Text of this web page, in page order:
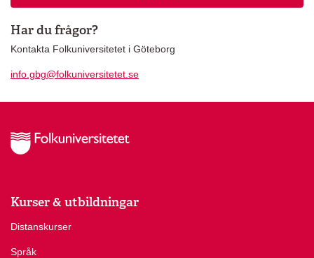
Har du frågor?
Kontakta Folkuniversitetet i Göteborg
info.gbg@folkuniversitetet.se
Kurser & utbildningar
Distanskurser
Språk